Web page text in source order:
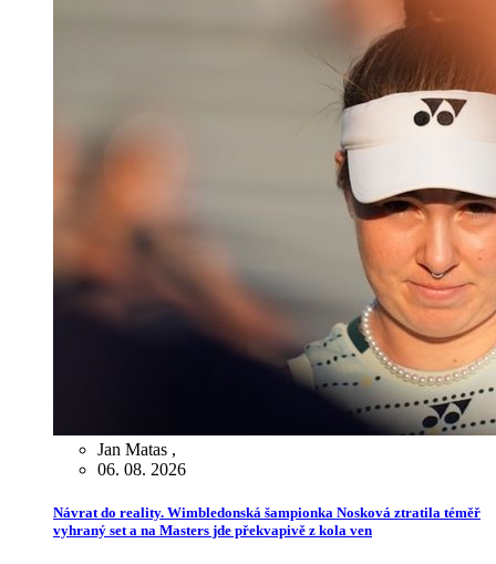
Jan Matas ,
06. 08. 2026
Návrat do reality. Wimbledonská šampionka Nosková ztratila téměř
vyhraný set a na Masters jde překvapivě z kola ven